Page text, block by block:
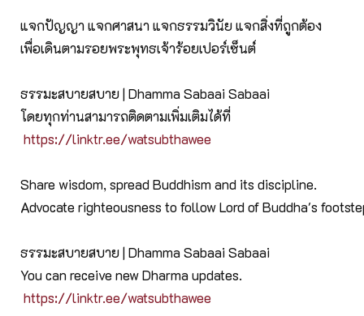
แจกปัญญา แจกศาสนา แจกธรรมวินัย แจกสิ่งที่ถูกต้อง
เพื่อเดินตามรอยพระพุทธเจ้าร้อยเปอร์เซ็นต์
ธรรมะสบายสบาย | Dhamma Sabaai Sabaai
โดยทุกท่านสามารถติดตามเพิ่มเติมได้ที่
https://linktr.ee/watsubthawee
Share wisdom, spread Buddhism and its discipline.
Advocate righteousness to follow Lord of Buddha's
ธรรมะสบายสบาย | Dhamma Sabaai Sabaai
You can receive new Dharma updates.
https://linktr.ee/watsubthawee